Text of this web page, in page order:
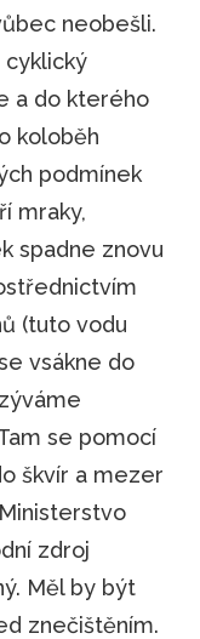
neobešli.
cyklický
a do kterého
koloběh
podmínek
mraky,
spadne znovu
(tuto vodu
vsákne do
se pomocí
škvír a mezer
zdroj
Měl by být
znečištěním.